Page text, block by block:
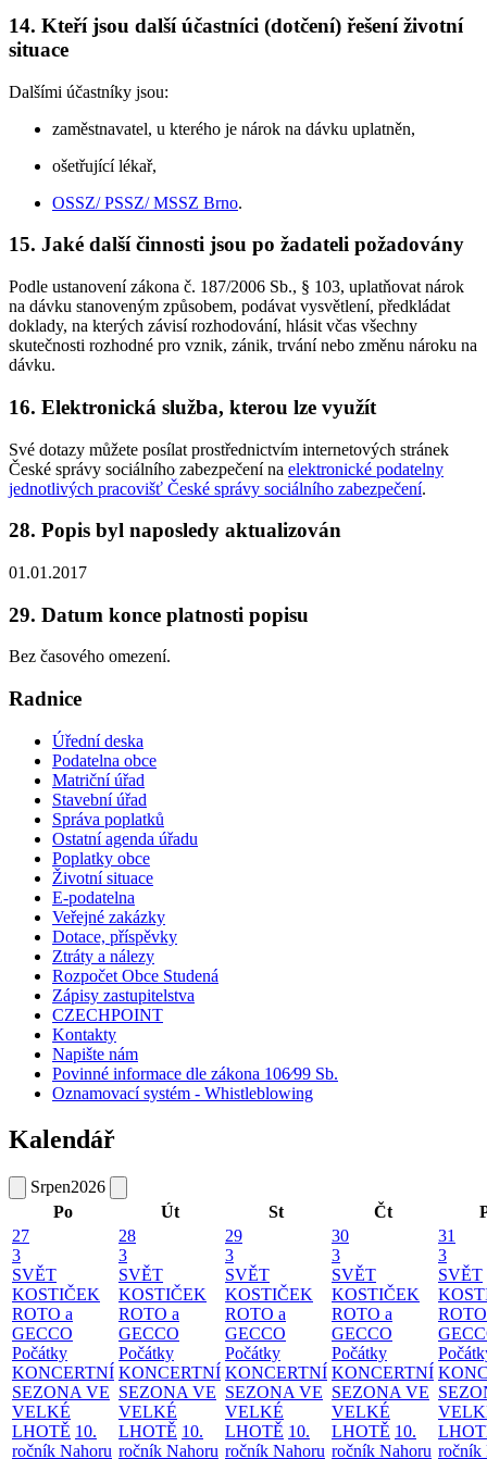
14. Kteří jsou další účastníci (dotčení) řešení životní
situace
Dalšími účastníky jsou:
zaměstnavatel, u kterého je nárok na dávku uplatněn,
ošetřující lékař,
OSSZ/ PSSZ/ MSSZ Brno.
15. Jaké další činnosti jsou po žadateli požadovány
Podle ustanovení zákona č. 187/2006 Sb., § 103, uplatňovat nárok
na dávku stanoveným způsobem, podávat vysvětlení, předkládat
doklady, na kterých závisí rozhodování, hlásit včas všechny
skutečnosti rozhodné pro vznik, zánik, trvání nebo změnu nároku na
dávku.
16. Elektronická služba, kterou lze využít
Své dotazy můžete posílat prostřednictvím internetových stránek
České správy sociálního zabezpečení na elektronické podatelny
jednotlivých pracovišť České správy sociálního zabezpečení.
28. Popis byl naposledy aktualizován
01.01.2017
29. Datum konce platnosti popisu
Bez časového omezení.
Radnice
Úřední deska
Podatelna obce
Matriční úřad
Stavební úřad
Správa poplatků
Ostatní agenda úřadu
Poplatky obce
Životní situace
E-podatelna
Veřejné zakázky
Dotace, příspěvky
Ztráty a nálezy
Rozpočet Obce Studená
Zápisy zastupitelstva
CZECHPOINT
Kontakty
Napište nám
Povinné informace dle zákona 106⁄99 Sb.
Oznamovací systém - Whistleblowing
Kalendář
Srpen2026
Po
Út St Čt
27
3
SVĚT
KOSTIČEK
ROTO a
GECCO
Počátky
KONCERTNÍ
SEZONA VE
VELKÉ
LHOTĚ 10.
ročník Nahoru
28
3
SVĚT
KOSTIČEK
ROTO a
GECCO
Počátky
KONCERTNÍ
SEZONA VE
VELKÉ
LHOTĚ 10.
ročník Nahoru
29
3
SVĚT
KOSTIČEK
ROTO a
GECCO
Počátky
KONCERTNÍ
SEZONA VE
VELKÉ
LHOTĚ 10.
ročník Nahoru
30
3
SVĚT
KOSTIČEK
ROTO a
GECCO
Počátky
KONCERTNÍ
SEZONA VE
VELKÉ
LHOTĚ 10.
ročník Nahoru
31
3
SVĚT
ročník